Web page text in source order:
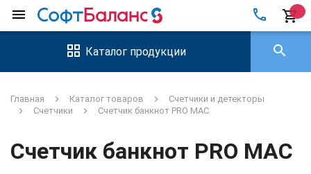
menu local_phone shopping_cart
Каталог продукции search
Главная Каталог товаров
Счетчики и детекторы
Счетчики
Счетчик банкнот PRO MAC
Счетчик банкнот PRO MAC